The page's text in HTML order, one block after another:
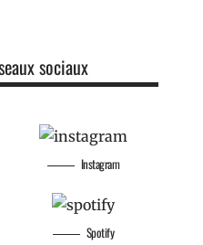
sociaux
Instagram
Spotify